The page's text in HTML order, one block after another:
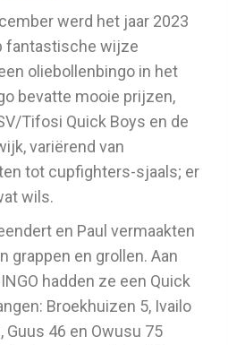
werd het jaar 2023
fantastische wijze
oliebollenbingo in het
bevatte mooie prijzen,
Tifosi Quick Boys en de
variërend van
tot cupfighters-sjaals; er
wils.
en Paul vermaakten
grappen en grollen. Aan
hadden ze een Quick
Broekhuizen 5, Ivailo
Guus 46 en Owusu 75